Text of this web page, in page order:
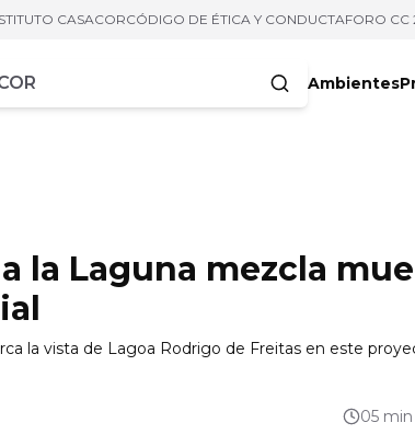
CASACORCÓDIGO DE ÉTICA Y CONDUCTAFORO CC
Ambientes
la Laguna mezcla
la vista de Lagoa Rodrigo de Freitas en este
05